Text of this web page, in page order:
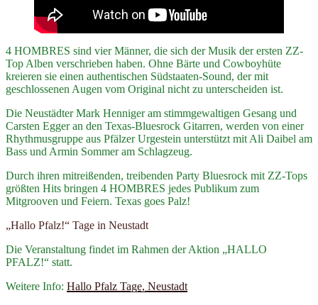
4 HOMBRES sind vier Männer, die sich der Musik der ersten ZZ-
Top Alben verschrieben haben. Ohne Bärte und Cowboyhüte
kreieren sie einen authentischen Südstaaten-Sound, der mit
geschlossenen Augen vom Original nicht zu unterscheiden ist.
Die Neustädter Mark Henniger am stimmgewaltigen Gesang und
Carsten Egger an den Texas-Bluesrock Gitarren, werden von einer
Rhythmusgruppe aus Pfälzer Urgestein unterstützt mit Ali Daibel am
Bass und Armin Sommer am Schlagzeug.
Durch ihren mitreißenden, treibenden Party Bluesrock mit ZZ-Tops
größten Hits bringen 4 HOMBRES jedes Publikum zum
Mitgrooven und Feiern. Texas goes Palz!
„Hallo Pfalz!“ Tage in Neustadt
Die Veranstaltung findet im Rahmen der Aktion „HALLO
PFALZ!“ statt.
Weitere Info: Hallo Pfalz Tage, Neustadt